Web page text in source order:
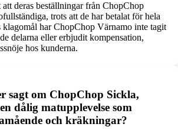
deras beställningar från ChopChop
trots att de har betalat för hela
klagomål har ChopChop Värnamo inte tagit
delarna eller erbjudit kompensation,
hos kunderna.
sagt om ChopChop Sickla,
dålig matupplevelse som
och kräkningar?